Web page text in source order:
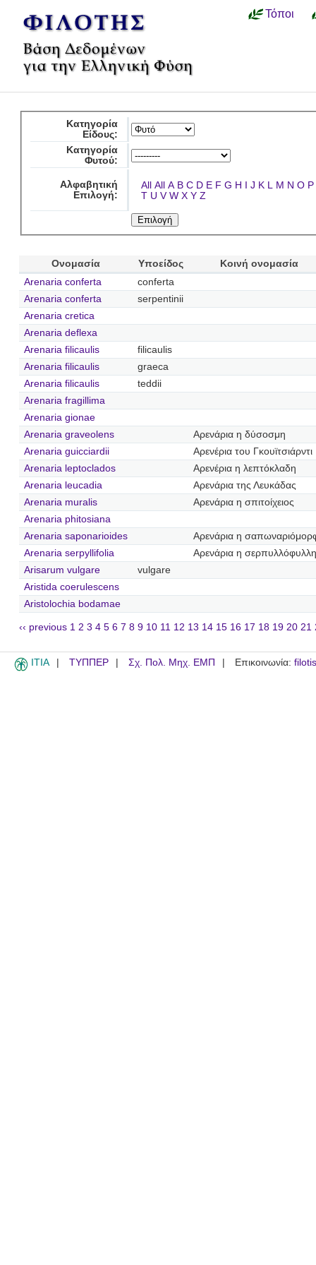
Τόποι
Κατηγορία
Είδους:
Κατηγορία
Φυτού:
Αλφαβητική
Επιλογή:
All All A B C D E F G H I J K L M N O P
T U V W X Y Z
Ονομασία Υποείδος
Κοινή ονομασία
Arenaria conferta
conferta
Arenaria conferta
serpentinii
Arenaria cretica
Arenaria deflexa
Arenaria filicaulis
filicaulis
Arenaria filicaulis
graeca
Arenaria filicaulis
teddii
Arenaria fragillima
Arenaria gionae
Arenaria graveolens
Αρενάρια η δύσοσμη
Arenaria guicciardii
Αρενέρια του Γκουϊτσιάρντι
Arenaria leptoclados
Αρενέρια η λεπτόκλαδη
Arenaria leucadia
Αρενάρια της Λευκάδας
Arenaria muralis
Αρενάρια η σπιτοίχειος
Arenaria phitosiana
Arenaria saponarioides
Αρενάρια η
Arenaria serpyllifolia
Αρενάρια η σερπυλλόφυλλη
Arisarum vulgare
vulgare
Aristida coerulescens
Aristolochia bodamae
‹‹ previous 1 2 3 4 5 6 7 8 9 10 11 12 13 14 15 16 17 18 19 20 21
ITIA ΤΥΠΠΕΡ Σχ. Πολ. Μηχ. ΕΜΠ Επικοινωνία: